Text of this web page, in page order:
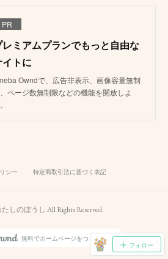
PR
レミアムプランでもっと自由な
トに
Owndで、広告非表示、画像容量無制
ページ数無制限などの機能を開放しよ
フォロー
シー 特定商取引法に基づく表記
しのぼうし All Rights Reserved.
AmebaOwnd
無料でホームページをつくろう